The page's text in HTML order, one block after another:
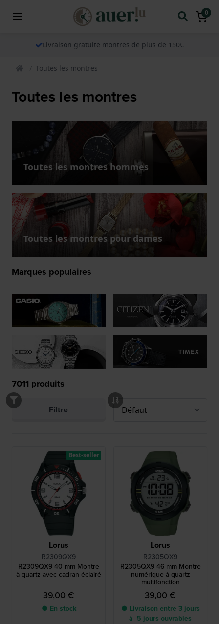
0
Livraison gratuite montres de plus de 150€
Toutes les montres
Toutes les montres
Toutes les montres hommes
Toutes les montres pour dames
Marques populaires
7011 produits
Filtre
Lorus
R2309QX9
R2309QX9 40 mm Montre
à quartz avec cadran éclairé
39,00 €
● En stock
Best-seller
Lorus
R2305QX9
R2305QX9 46 mm Montre
numérique à quartz
multifonction
39,00 €
● Livraison entre 3 jours
à 5 jours ouvrables